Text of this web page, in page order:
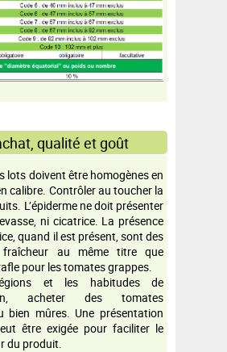
qualité et goût
lots doivent être homogènes en
calibre. Contrôler au toucher la
L’épiderme ne doit présenter
ni cicatrice. La présence
quand il est présent, sont des
fraîcheur au même titre que
pour les tomates grappes.
et les habitudes de
acheter des tomates
bien mûres. Une présentation
être exigée pour faciliter le
du produit.